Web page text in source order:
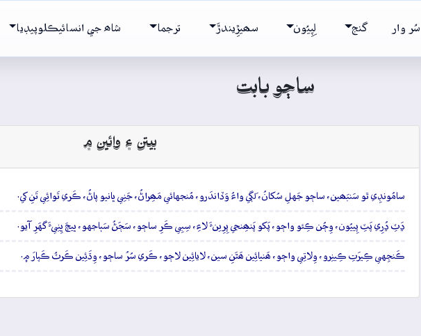
سُر وار گنج لِپِيُون سھيڙِيندڙَ ترجما شاھ جي انسائيڪلوپيڊيا
ساڄو بابت
بيتن ۽ وائين ۾
سامُونڊِي ٿو سَنبَھين، ساڄو جَهلِ سُکانُ، لَڳي واءُ وَڏاندَرو، مُنجهائي مَھِراڻُ، جَنِي ڀانيو پاڻُ، ڪَري تَوائِي تَنِ کي.
ڍَٽِ ڍُرِي پَٽِ پِييُون، وِڄُن ڪِئو واڄو، پَکو پَنھِنجي پِرِينءَ لاءِ، سِبِي ڪَرِ ساڄو، سَڄَڻُ سَٻاجهو، ڀيڄَ ڀِنِيءَ گهَرِ آيو.
ڪَنجِهي ڪِيرَتِ ڪِينِرو، وِلاتِي واڄو، ھَنيائِين ھَٿَنِ سين، لايائِين لاڄو، ڪَري سُرُ ساڄو، وِڌَئِين ڪَرٽُ ڪَپارَ ۾.